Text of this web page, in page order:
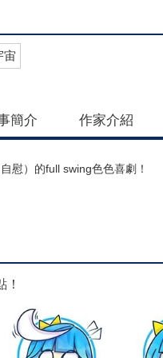
宙
簡介 作家介紹
慰）的full swing色色喜劇！